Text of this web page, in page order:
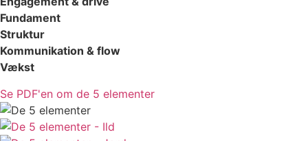
Fundament
Struktur
Kommunikation & flow
Vækst
Se PDF'en om de 5 elementer